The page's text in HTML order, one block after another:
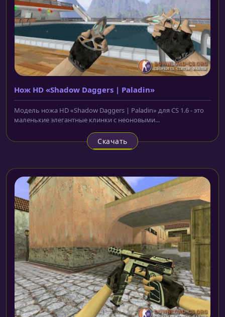
Нож HD «Shadow Daggers | Paladin»
Модель ножа HD «Shadow Daggers | Paladin» для CS 1.6 - это
маленькие элегантные клинки с неоновыми...
Скачать